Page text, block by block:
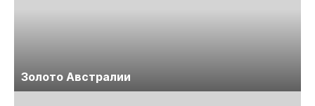
Золото Австралии